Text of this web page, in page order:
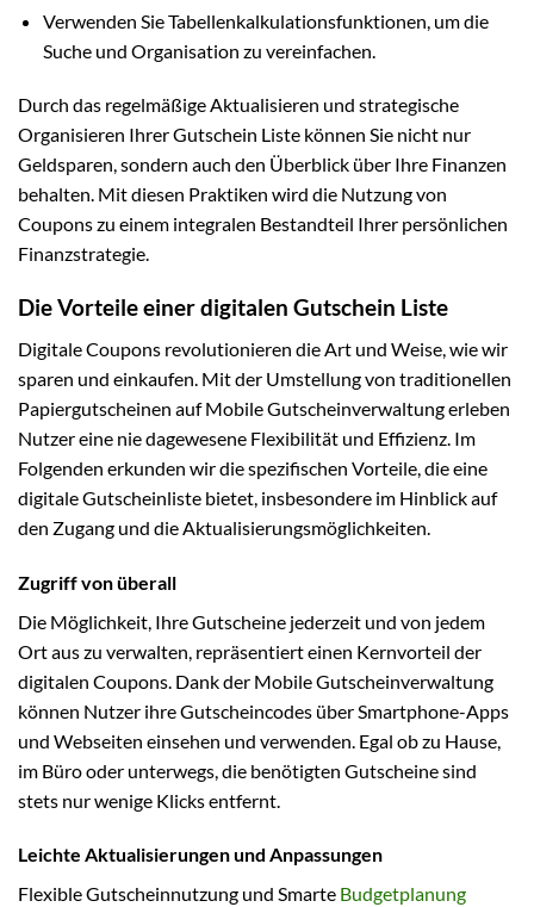
Verwenden Sie Tabellenkalkulationsfunktionen, um die
Suche und Organisation zu vereinfachen.
Durch das regelmäßige Aktualisieren und strategische
Organisieren Ihrer Gutschein Liste können Sie nicht nur
Geldsparen, sondern auch den Überblick über Ihre Finanzen
behalten. Mit diesen Praktiken wird die Nutzung von
Coupons zu einem integralen Bestandteil Ihrer persönlichen
Finanzstrategie.
Die Vorteile einer digitalen Gutschein Liste
Digitale Coupons revolutionieren die Art und Weise, wie wir
sparen und einkaufen. Mit der Umstellung von traditionellen
Papiergutscheinen auf Mobile Gutscheinverwaltung erleben
Nutzer eine nie dagewesene Flexibilität und Effizienz. Im
Folgenden erkunden wir die spezifischen Vorteile, die eine
digitale Gutscheinliste bietet, insbesondere im Hinblick auf
den Zugang und die Aktualisierungsmöglichkeiten.
Zugriff von überall
Die Möglichkeit, Ihre Gutscheine jederzeit und von jedem
Ort aus zu verwalten, repräsentiert einen Kernvorteil der
digitalen Coupons. Dank der Mobile Gutscheinverwaltung
können Nutzer ihre Gutscheincodes über Smartphone-Apps
und Webseiten einsehen und verwenden. Egal ob zu Hause,
im Büro oder unterwegs, die benötigten Gutscheine sind
stets nur wenige Klicks entfernt.
Leichte Aktualisierungen und Anpassungen
Flexible Gutscheinnutzung und Smarte Budgetplanung